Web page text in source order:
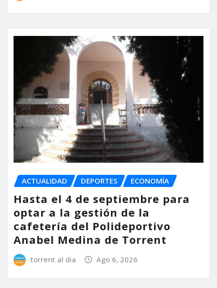
ACTUALIDAD DEPORTES ECONOMÍA
Hasta el 4 de septiembre para
optar a la gestión de la
cafetería del Polideportivo
Anabel Medina de Torrent
torrent al dia Ago 6, 2026